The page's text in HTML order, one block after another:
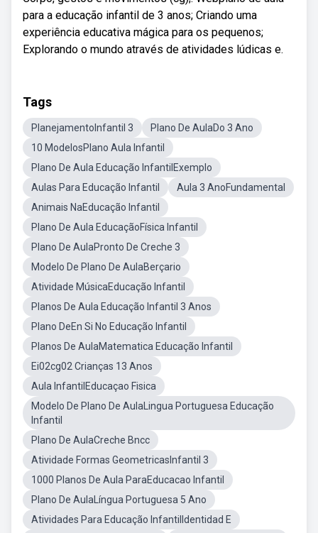
para a educação infantil de 3 anos; Criando uma
experiência educativa mágica para os pequenos;
Explorando o mundo através de atividades lúdicas e.
Tags
PlanejamentoInfantil 3
Plano De AulaDo 3 Ano
10 ModelosPlano Aula Infantil
Plano De Aula Educação InfantilExemplo
Aulas Para Educação Infantil
Aula 3 AnoFundamental
Animais NaEducação Infantil
Plano De Aula EducaçãoFísica Infantil
Plano De AulaPronto De Creche 3
Modelo De Plano De AulaBerçario
Atividade MúsicaEducação Infantil
Planos De Aula Educação Infantil 3 Anos
Plano DeEn Si No Educação Infantil
Planos De AulaMatematica Educação Infantil
Ei02cg02 Crianças 13 Anos
Aula InfantilEducaçao Fisica
Modelo De Plano De AulaLingua Portuguesa Educação
Infantil
Plano De AulaCreche Bncc
Atividade Formas GeometricasInfantil 3
1000 Planos De Aula ParaEducacao Infantil
Plano De AulaLíngua Portuguesa 5 Ano
Atividades Para Educação InfantilIdentidad E